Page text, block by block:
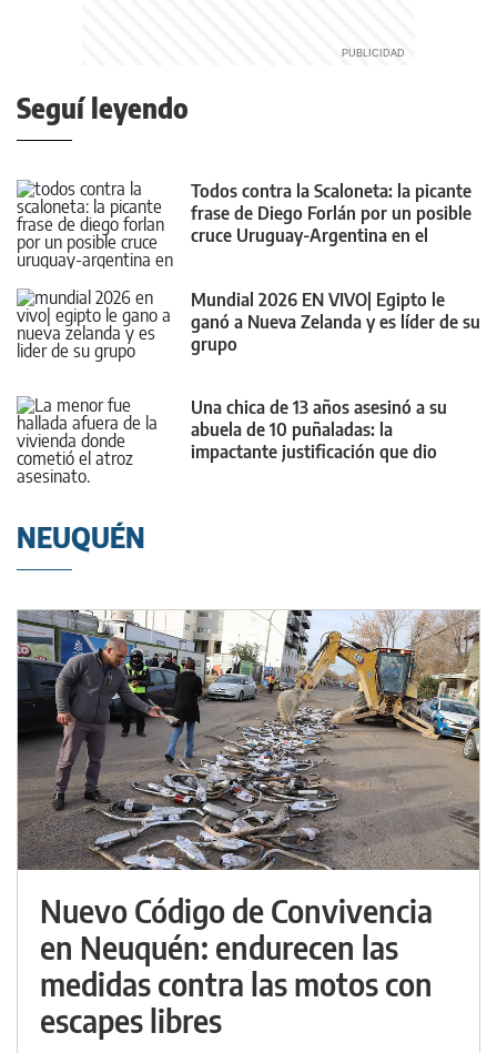
Seguí leyendo
Todos contra la Scaloneta: la picante
frase de Diego Forlán por un posible
cruce Uruguay-Argentina en el
Mundial 2026 EN VIVO| Egipto le
ganó a Nueva Zelanda y es líder de su
grupo
Una chica de 13 años asesinó a su
abuela de 10 puñaladas: la
impactante justificación que dio
NEUQUÉN
Nuevo Código de Convivencia
en Neuquén: endurecen las
medidas contra las motos con
escapes libres